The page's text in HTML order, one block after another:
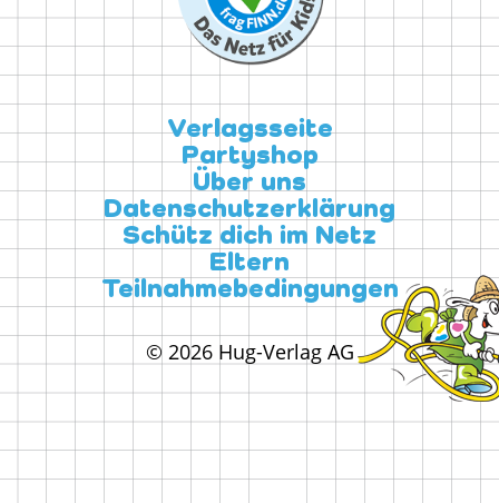
Verlagsseite
Partyshop
Über uns
Datenschutzerklärung
Schütz dich im Netz
Eltern
Teilnahmebedingungen
© 2026 Hug-Verlag AG